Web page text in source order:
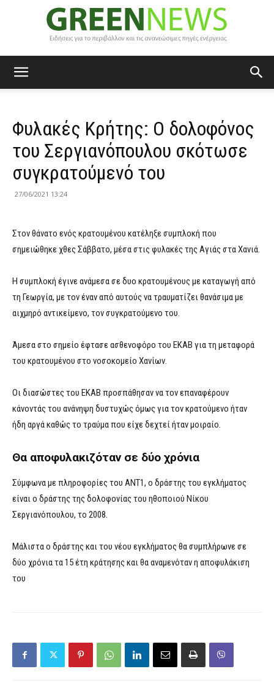
News
Φυλακές Κρήτης: Ο δολοφόνος
του Σεργιανόπουλου σκότωσε
συγκρατούμενό του
27/06/2021 13:24
Στον θάνατο ενός κρατουμένου κατέληξε συμπλοκή που
σημειώθηκε χθες Σάββατο, μέσα στις φυλακές της Αγιάς στα Χανιά.
Η συμπλοκή έγινε ανάμεσα σε δυο κρατουμένους με καταγωγή από
τη Γεωργία, με τον έναν από αυτούς να τραυματίζει θανάσιμα με
αιχμηρό αντικείμενο, τον συγκρατούμενο του.
Άμεσα στο σημείο έφτασε ασθενοφόρο του ΕΚΑΒ για τη μεταφορά
του κρατουμένου στο νοσοκομείο Χανίων.
Οι διασώστες του ΕΚΑΒ προσπάθησαν να τον επαναφέρουν
κάνοντάς του ανάνηψη δυστυχώς όμως για τον κρατούμενο ήταν
ήδη αργά καθώς το τραύμα που είχε δεχτεί ήταν μοιραίο.
Θα αποφυλακιζόταν σε δύο χρόνια
Σύμφωνα με πληροφορίες του ΑΝΤ1, ο δράστης του εγκλήματος
είναι ο δράστης της δολοφονίας του ηθοποιού Νίκου
Σεργιανόπουλου, το 2008.
Μάλιστα ο δράστης και του νέου εγκλήματος θα συμπλήρωνε σε
δύο χρόνια τα 15 έτη κράτησης και θα αναμενόταν η αποφυλάκιση
του